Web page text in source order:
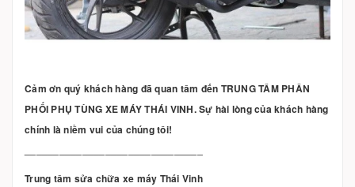
Cảm ơn quý khách hàng đã quan tâm đến TRUNG TÂM PHÂN
PHỐI PHỤ TÙNG XE MÁY THÁI VINH. Sự hài lòng của khách hàng
chính là niềm vui của chúng tôi!
Trung tâm sửa chữa xe máy Thái Vinh